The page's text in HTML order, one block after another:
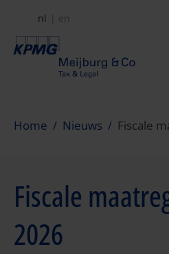
naar
Secundair
nl en
Home Nieuws Fiscale
Fiscale
2026